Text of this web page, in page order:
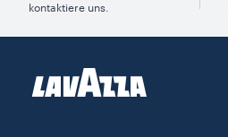
kontaktiere uns.